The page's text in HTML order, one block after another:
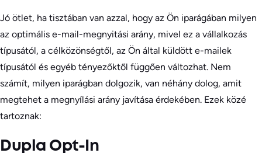
Jó ötlet, ha tisztában van azzal, hogy az Ön iparágában milyen
az optimális e-mail-megnyitási arány, mivel ez a vállalkozás
típusától, a célközönségtől, az Ön által küldött e-mailek
típusától és egyéb tényezőktől függően változhat. Nem
számít, milyen iparágban dolgozik, van néhány dolog, amit
megtehet a megnyílási arány javítása érdekében. Ezek közé
tartoznak:
Dupla Opt-In